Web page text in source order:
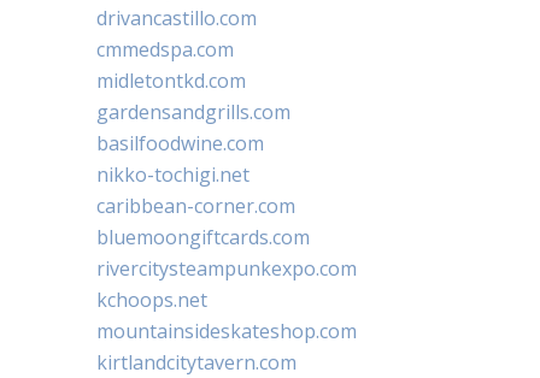
drivancastillo.com
cmmedspa.com
midletontkd.com
gardensandgrills.com
basilfoodwine.com
nikko-tochigi.net
caribbean-corner.com
bluemoongiftcards.com
rivercitysteampunkexpo.com
kchoops.net
mountainsideskateshop.com
kirtlandcitytavern.com